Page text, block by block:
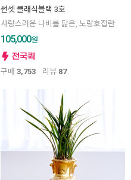
썬셋 클래식블랙 3호
사랑스러운 나비를 닮은, 노랑호접란
105,000원
구매 3,753 리뷰 87